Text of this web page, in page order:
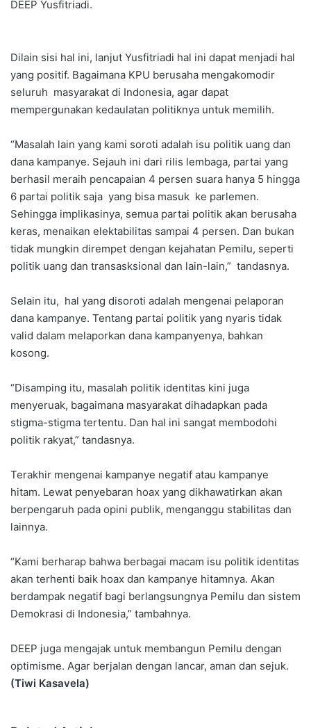
DEEP Yusfitriadi.
Dilain sisi hal ini, lanjut Yusfitriadi hal ini dapat menjadi hal
yang positif. Bagaimana KPU berusaha mengakomodir
seluruh masyarakat di Indonesia, agar dapat
mempergunakan kedaulatan politiknya untuk memilih.
“Masalah lain yang kami soroti adalah isu politik uang dan
dana kampanye. Sejauh ini dari rilis lembaga, partai yang
berhasil meraih pencapaian 4 persen suara hanya 5 hingga
6 partai politik saja yang bisa masuk ke parlemen.
Sehingga implikasinya, semua partai politik akan berusaha
keras, menaikan elektabilitas sampai 4 persen. Dan bukan
tidak mungkin dirempet dengan kejahatan Pemilu, seperti
politik uang dan transasksional dan lain-lain,” tandasnya.
Selain itu, hal yang disoroti adalah mengenai pelaporan
dana kampanye. Tentang partai politik yang nyaris tidak
valid dalam melaporkan dana kampanyenya, bahkan
kosong.
“Disamping itu, masalah politik identitas kini juga
menyeruak, bagaimana masyarakat dihadapkan pada
stigma-stigma tertentu. Dan hal ini sangat membodohi
politik rakyat,” tandasnya.
Terakhir mengenai kampanye negatif atau kampanye
hitam. Lewat penyebaran hoax yang dikhawatirkan akan
berpengaruh pada opini publik, menganggu stabilitas dan
lainnya.
“Kami berharap bahwa berbagai macam isu politik identitas
akan terhenti baik hoax dan kampanye hitamnya. Akan
berdampak negatif bagi berlangsungnya Pemilu dan sistem
Demokrasi di Indonesia,” tambahnya.
DEEP juga mengajak untuk membangun Pemilu dengan
optimisme. Agar berjalan dengan lancar, aman dan sejuk.
(Tiwi Kasavela)